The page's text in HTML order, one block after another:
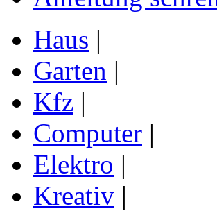
Haus |
Garten |
Kfz |
Computer |
Elektro |
Kreativ |